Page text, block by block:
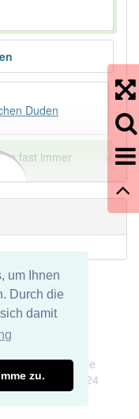
um Ihnen
Durch die
damit
zu.
Duden
fast immer
Haftung für die
DDDEasy 2024